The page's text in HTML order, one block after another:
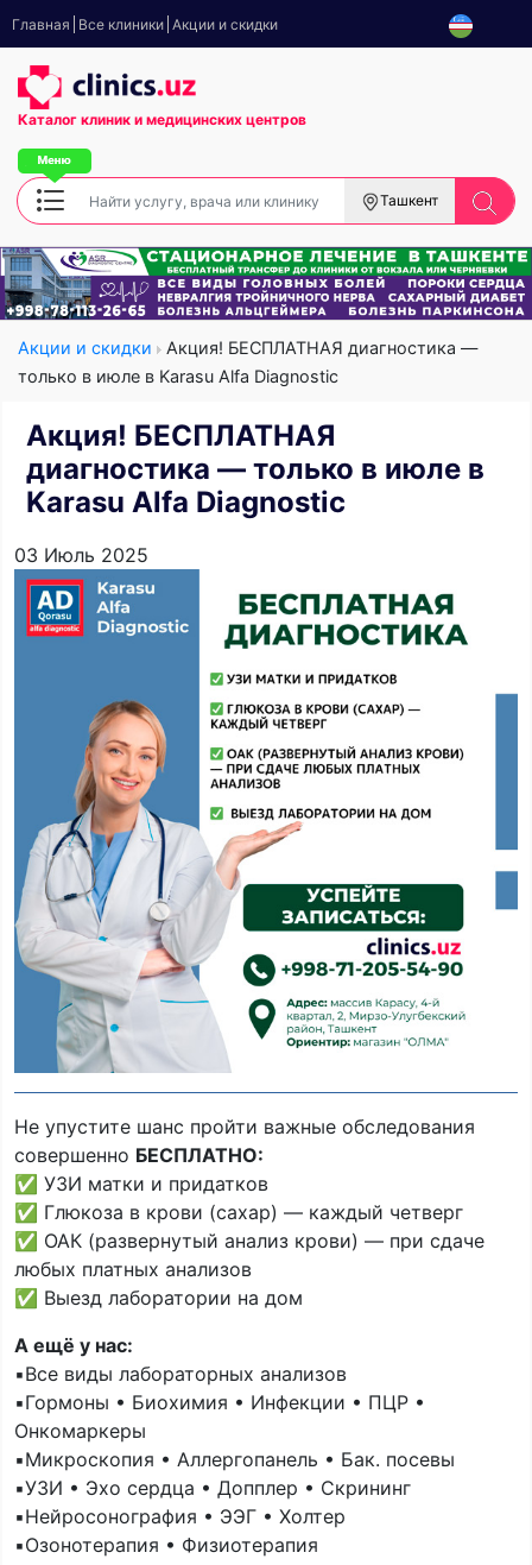
Главная Все клиники Акции и скидки
Каталог клиник и медицинских центров
Ташкент
Акции и скидки
Акция! БЕСПЛАТНАЯ диагностика —
только в июле в Karasu Alfa Diagnostic
Акция! БЕСПЛАТНАЯ
диагностика — только в июле в
Karasu Alfa Diagnostic
03 Июль 2025
Не упустите шанс пройти важные обследования
совершенно БЕСПЛАТНО:
✅ УЗИ матки и придатков
✅ Глюкоза в крови (сахар) — каждый четверг
✅ ОАК (развернутый анализ крови) — при сдаче
любых платных анализов
✅ Выезд лаборатории на дом
А ещё у нас:
▪️Все виды лабораторных анализов
▪️Гормоны • Биохимия • Инфекции • ПЦР •
Онкомаркеры
▪️Микроскопия • Аллергопанель • Бак. посевы
▪️УЗИ • Эхо сердца • Допплер • Скрининг
▪️Нейросонография • ЭЭГ • Холтер
▪️Озонотерапия • Физиотерапия